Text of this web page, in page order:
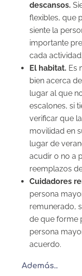
descansos.
flexibles, que
siente la
importante
cada
El habitat. Es
bien acerca
lugar al que
escalones, si
verificar que
movilidad en
lugar de
acudir o no a
reemplazos
Cuidadores
persona
remunerado,
de que forme
persona
acuerdo.
Además..